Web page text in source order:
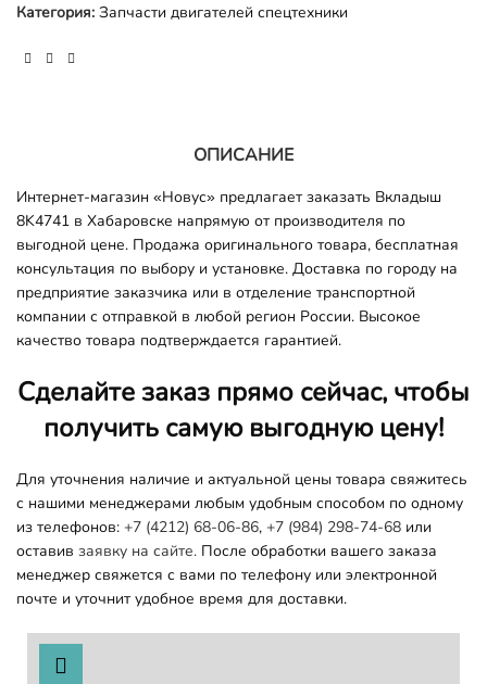
Категория: Запчасти двигателей спецтехники
ОПИСАНИЕ
Интернет-магазин «Новус» предлагает заказать Вкладыш
8K4741 в Хабаровске напрямую от производителя по
выгодной цене. Продажа оригинального товара, бесплатная
консультация по выбору и установке. Доставка по городу на
предприятие заказчика или в отделение транспортной
компании с отправкой в любой регион России. Высокое
качество товара подтверждается гарантией.
Сделайте заказ прямо сейчас, чтобы
получить самую выгодную цену!
Для уточнения наличие и актуальной цены товара свяжитесь
с нашими менеджерами любым удобным способом по одному
из телефонов: +7 (4212) 68-06-86, +7 (984) 298-74-68 или
оставив заявку на сайте. После обработки вашего заказа
менеджер свяжется с вами по телефону или электронной
почте и уточнит удобное время для доставки.